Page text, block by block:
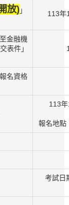
放)」
113年
金融機
表件」
名資格
113
報名地點
考試日